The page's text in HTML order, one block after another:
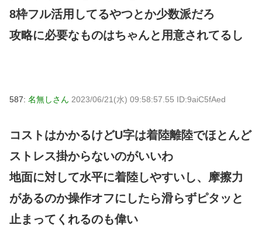
8枠フル活用してるやつとか少数派だろ
攻略に必要なものはちゃんと用意されてるし
587: 名無しさん 2023/06/21(水) 09:58:57.55 ID:9aiC5fAed
コストはかかるけどU字は着陸離陸でほとんど
ストレス掛からないのがいいわ
地面に対して水平に着陸しやすいし、摩擦力
があるのか操作オフにしたら滑らずピタッと
止まってくれるのも偉い